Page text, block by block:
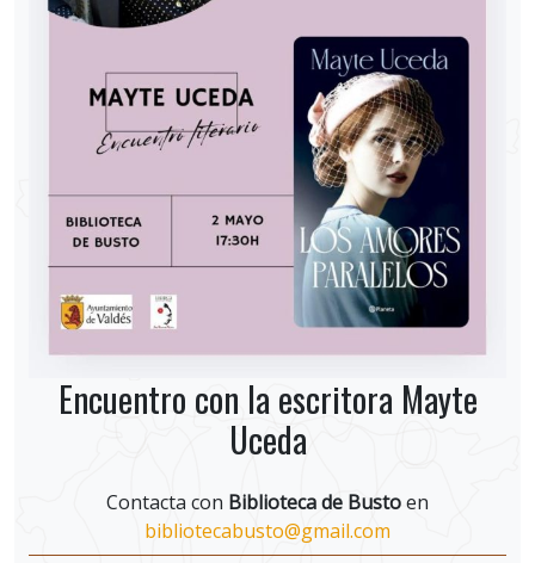
Encuentro con la escritora Mayte
Uceda
Contacta con Biblioteca de Bustoen
bibliotecabusto@gmail.com